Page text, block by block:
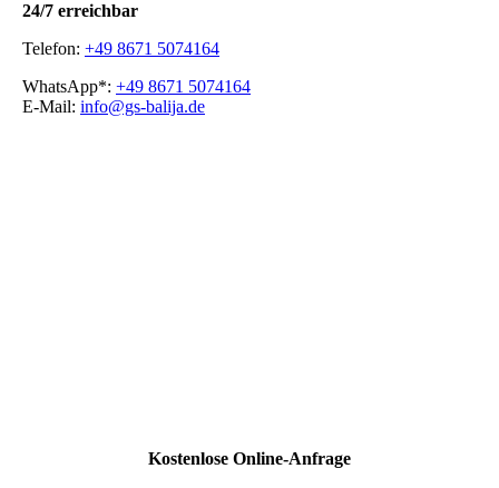
24/7 erreichbar
Telefon: +49 8671 5074164
WhatsApp*: +49 8671 5074164
E-Mail: info@gs-balija.de
Kostenlose Online-Anfrage